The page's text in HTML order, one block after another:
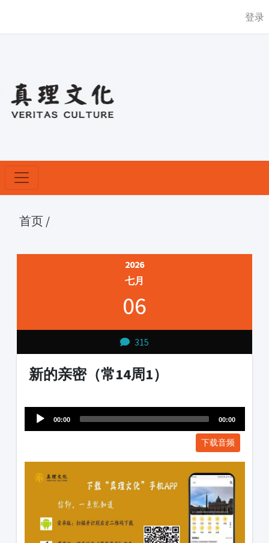
登录
首页 /
2026
七月
06
315
新的亲密（常14周1）
Player
00:00 00:00
下载音频